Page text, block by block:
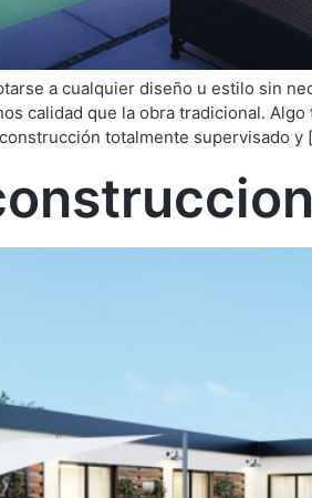
a cualquier diseño u estilo sin
calidad que la obra tradicional.
totalmente supervisado y